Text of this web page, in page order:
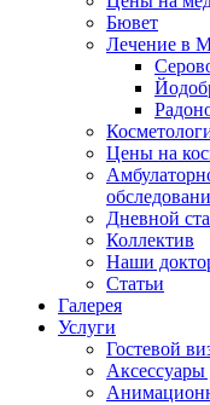
Бювет
Лечение в
Цены на
Дневной
Коллектив
Наши
Статьи
Галерея
Услуги
Гостевой